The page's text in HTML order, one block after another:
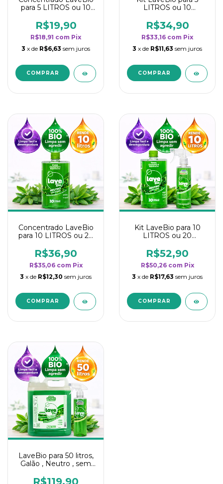
para 5 LITROS ou 10
rendimento da
categoria - Neutro
R$19,90
R$18,91 com Pix
3 x de R$6,63 sem juros
LITROS ou 10
rendimento da
categoria - Neutro
R$34,90
R$33,16 com Pix
3 x de R$11,63 sem juros
Concentrado LaveBio
para 10 LITROS ou 20
rendimento da
categoria - Neutro
R$36,90
R$35,06 com Pix
3 x de R$12,30 sem juros
Kit LaveBio para 10
LITROS ou 20
rendimento da
categoria - Neutro
R$52,90
R$50,26 com Pix
3 x de R$17,63 sem juros
LaveBio para 50 litros,
Galão , Neutro , sem